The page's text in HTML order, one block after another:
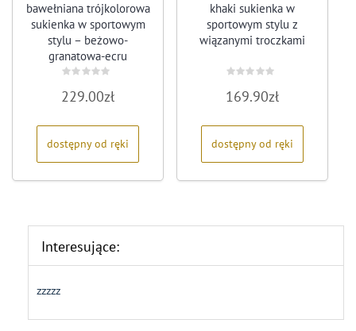
bawełniana trójkolorowa
sukienka w sportowym
stylu – beżowo-
granatowa-ecru
0
na
229.00zł
dostępny od ręki
khaki sukienka w
sportowym stylu z
wiązanymi troczkami
0
na
169.90zł
dostępny od ręki
Interesujące:
zzzzz